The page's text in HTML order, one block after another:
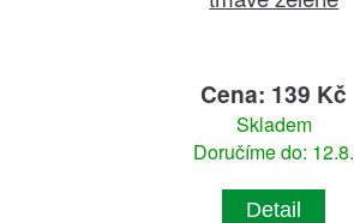
Cena: 139 Kč
Skladem
Doručíme do: 12.8.
Detail